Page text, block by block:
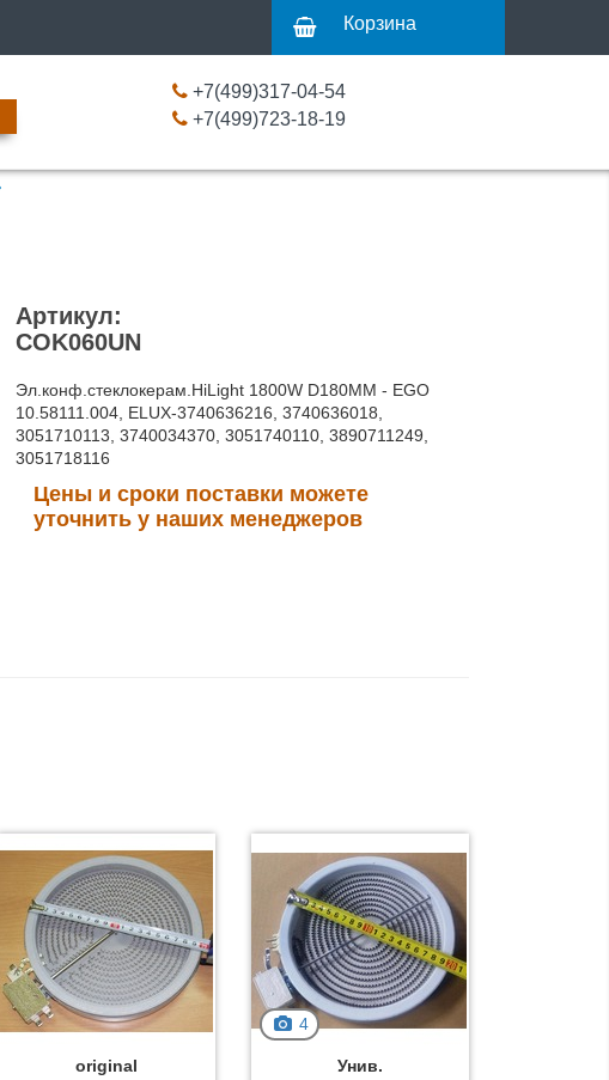
Корзина
+7(499)317-04-54
+7(499)723-18-19
Артикул:
COK060UN
Эл.конф.стеклокерам.HiLight 1800W D180MM - EGO
10.58111.004, ELUX-3740636216, 3740636018,
3051710113, 3740034370, 3051740110, 3890711249,
3051718116
Цены и сроки поставки можете
уточнить у наших менеджеров
original
4
Унив.